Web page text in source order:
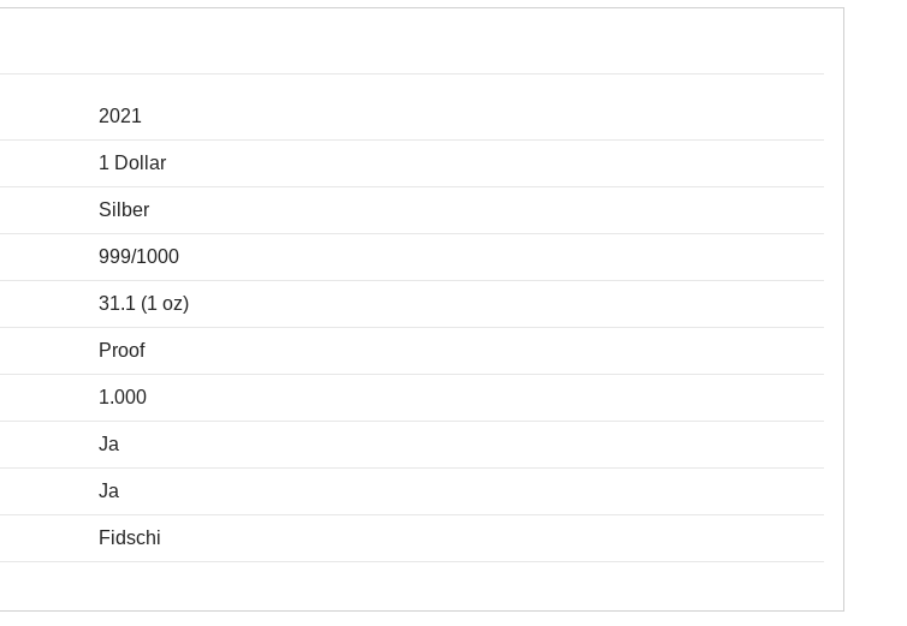
2021
1 Dollar
Silber
999/1000
31.1 (1 oz)
Proof
1.000
Ja
Ja
Fidschi